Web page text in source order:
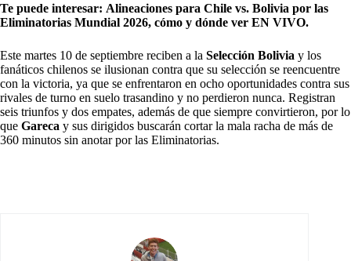
Te puede interesar: Alineaciones para Chile vs. Bolivia por las
Eliminatorias Mundial 2026, cómo y dónde ver EN VIVO.
Este martes 10 de septiembre reciben a la Selección Bolivia y los
fanáticos chilenos se ilusionan contra que su selección se reencuentre
con la victoria, ya que se enfrentaron en ocho oportunidades contra sus
rivales de turno en suelo trasandino y no perdieron nunca. Registran
seis triunfos y dos empates, además de que siempre convirtieron, por lo
que Gareca y sus dirigidos buscarán cortar la mala racha de más de
360 minutos sin anotar por las Eliminatorias.